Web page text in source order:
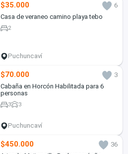
$35.000
6
Casa de veraneo camino playa tebo
2
Puchuncaví
$70.000
3
Cabaña en Horcón Habilitada para 6
personas
3 3
Puchuncaví
$450.000
36